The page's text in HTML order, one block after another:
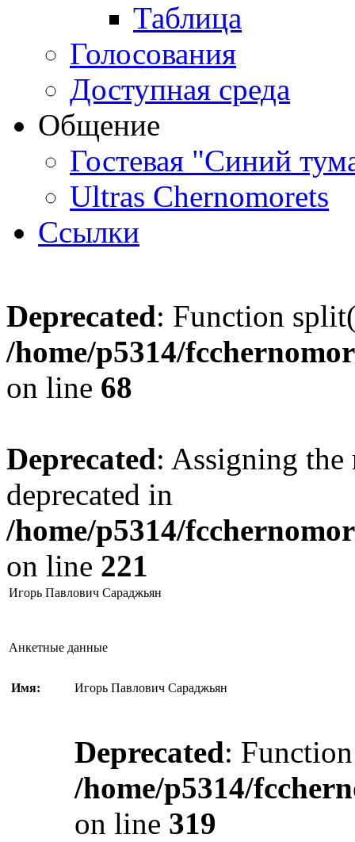
Таблица
Голосования
Доступная среда
Общение
Гостевая "Синий
Ultras Chernomorets
Ссылки
Deprecated: Function
/home/p5314/
on line 68
Deprecated: Assigning the
deprecated in
/home/p5314/
on line 221
Игорь Павлович Сараджьян
Анкетные данные
Имя: Игорь Павлович Сараджьян
Deprecated:
/home/p5314/
on line 319